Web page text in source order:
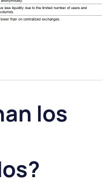
los